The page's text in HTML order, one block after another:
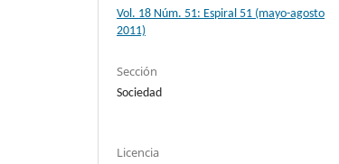
Vol. 18 Núm. 51: Espiral 51 (mayo-agosto
2011)
Sección
Sociedad
Licencia